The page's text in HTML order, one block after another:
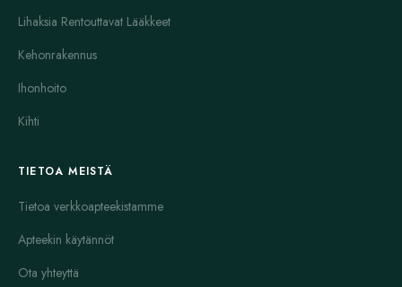
Lihaksia Rentouttavat Lääkkeet
Kehonrakennus
Ihonhoito
Kihti
TIETOA MEISTÄ
Tietoa verkkoapteekistamme
Apteekin käytännöt
Ota yhteyttä